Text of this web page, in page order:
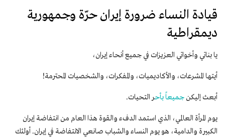
قيادة النساء ضرورة إیران حرّة وجمهوریة‌
دیمقراطیة
يا بناتي وأخواتي العزيزات في جميع أنحاء إيران،
أيتها المشرعات، والأكاديميات، والمفكرات، والشخصيات المحترمة!
أبعث إليكن جميعاً بأحر التحيات.
يوم المرأة العالمي، الذي استمد الدفء والقوة هذا العام من انتفاضة إيران
الكبيرة والدامية، هو يوم النساء والشباب صانعي الانتفاضة في إيران. أولئك